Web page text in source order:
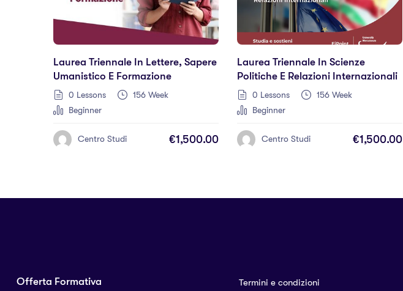
Laurea Triennale In Lettere, Sapere
Umanistico E Formazione
0 Lessons
156 Week
Beginner
Centro Studi €1,500.00
Laurea Triennale In Scienze
Politiche E Relazioni Internazionali
0 Lessons
156 Week
Beginner
Centro Studi €1,500.00
Offerta Formativa Termini e condizioni